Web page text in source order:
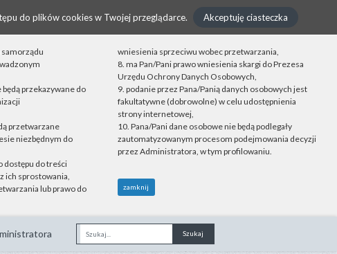
do plików cookies w Twojej przeglądarce. Akceptuję ciasteczka
samorządu
przekazywane do
przetwarzane
niezbędnym do
dostępu do treści
ich sprostowania,
lub prawo do
wniesienia sprzeciwu wobec przetwarzania,
8. ma Pan/Pani prawo wniesienia skargi do Prezesa
Urzędu Ochrony Danych Osobowych,
9. podanie przez Pana/Panią danych osobowych jest
fakultatywne (dobrowolne) w celu udostępnienia
strony internetowej,
10. Pana/Pani dane osobowe nie będą podlegały
zautomatyzowanym procesom podejmowania decyzji
przez Administratora, w tym profilowaniu.
zamknij
Fraza